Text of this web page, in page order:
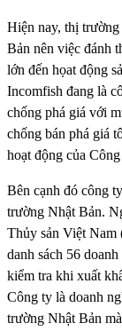
Hiện nay, thị
Bản nên việc đánh
lớn đến họat động
Incomfish đang là
chống phá giá với
chống bán phá giá
hoạt động của
Bên cạnh đó công
trường Nhật Bản.
Thủy sản Việt Nam
danh sách 56
kiểm tra khi xuất
Công ty là doanh
trường Nhật Bản